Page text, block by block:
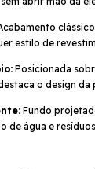
estilo de
Posicionada
o design da
Fundo
de água e